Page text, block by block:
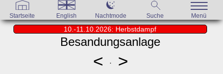
Startseite English Nachtmode Suche Menü
10.-11.10.2026: Herbstdampf
Besandungsanlage
< >